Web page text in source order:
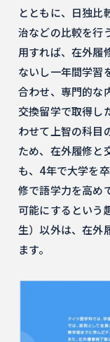
とともに、日独比
治などの比較を行
用すれば、在外履
ないし一年間学習
合わせ、専門的な
交換留学で取得し
わせて上智の科目
ため、在外履修と
も、4年で大学を
修で語学力を高め
可能にするという
生）以外は、在外
ます。